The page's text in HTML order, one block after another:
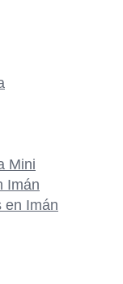
Mini
Imán
en Imán